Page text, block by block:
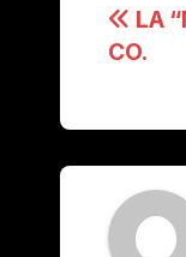
LA
CO.